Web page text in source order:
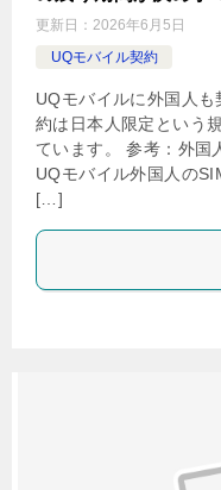
更新日： 2026年6月5日
UQモバイル契約
UQモバイルに外国人
約は日本人限定という
ています。 参考：外国
UQモバイル外国人の
[…]